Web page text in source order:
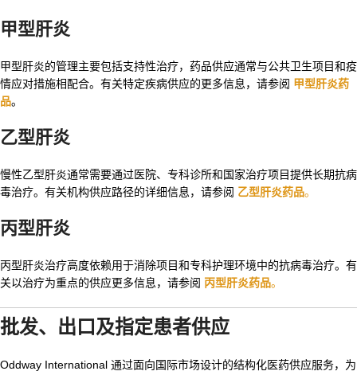
甲型肝炎
甲型肝炎的管理主要包括支持性治疗，药品供应通常与公共卫生项目和疫
情应对措施相配合。有关特定疾病供应的更多信息，请参阅 甲型肝炎药
品。
乙型肝炎
慢性乙型肝炎通常需要通过医院、专科诊所和国家治疗项目提供长期抗病
毒治疗。有关机构供应路径的详细信息，请参阅 乙型肝炎药品。
丙型肝炎
丙型肝炎治疗高度依赖用于消除项目和专科护理环境中的抗病毒治疗。有
关以治疗为重点的供应更多信息，请参阅 丙型肝炎药品。
批发、出口及指定患者供应
Oddway International 通过面向国际市场设计的结构化医药供应服务，为